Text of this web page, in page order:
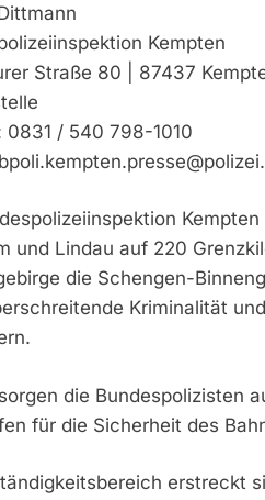
Kempten
Straße 80 | 87437
0831 / 540 798-1010
und Lindau auf 220
die Schengen-
Kriminalität
die Bundespolizisten
für die Sicherheit des
erstreckt